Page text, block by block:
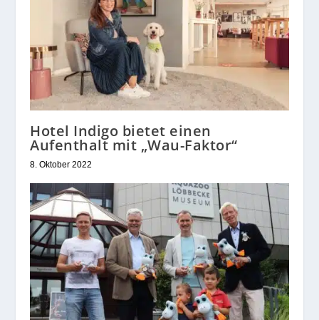
Hotel Indigo bietet einen
Aufenthalt mit „Wau-Faktor“
8. Oktober 2022